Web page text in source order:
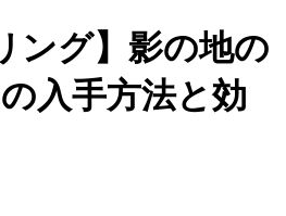
ング】影の地の
入手方法と効